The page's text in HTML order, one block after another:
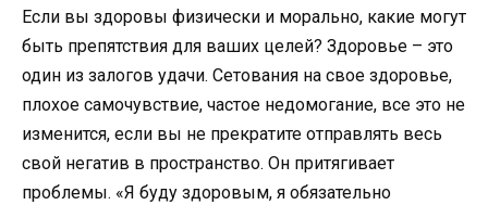
Если вы здоровы физически и морально, какие могут
быть препятствия для ваших целей? Здоровье – это
один из залогов удачи. Сетования на свое здоровье,
плохое самочувствие, частое недомогание, все это не
изменится, если вы не прекратите отправлять весь
свой негатив в пространство. Он притягивает
проблемы. «Я буду здоровым, я обязательно